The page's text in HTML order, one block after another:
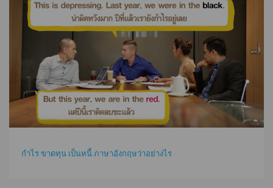
กำไร ขาดทุน เป็นหนี้ ภาษาอังกฤษว่าอย่างไร